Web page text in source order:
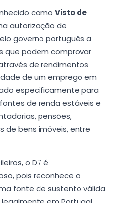
como Visto de
autorização de
governo português a
que podem comprovar
de rendimentos
de um emprego em
especificamente para
de renda estáveis e
pensões,
de bens imóveis, entre
o D7 é
pois reconhece a
fonte de sustento válida